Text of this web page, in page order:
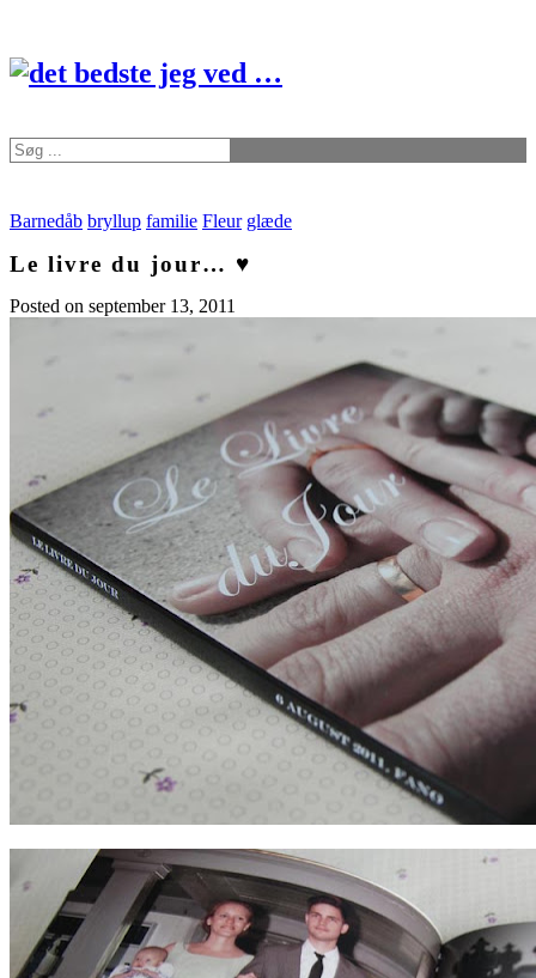
Barnedåb bryllup familie Fleur glæde
Le livre du jour… ♥
Posted on september 13, 2011